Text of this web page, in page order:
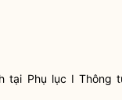
Phụ lục I Thông